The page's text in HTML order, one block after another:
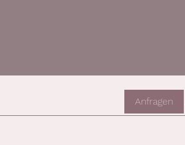
Anfragen